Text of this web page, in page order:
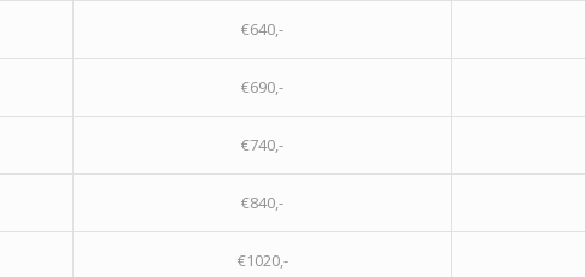
€640,-
€690,-
€740,-
€840,-
€1020,-